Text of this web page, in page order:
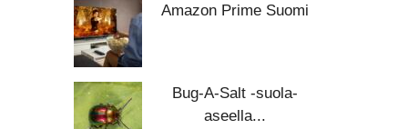
Amazon Prime Suomi
Bug-A-Salt -suola-
aseella...